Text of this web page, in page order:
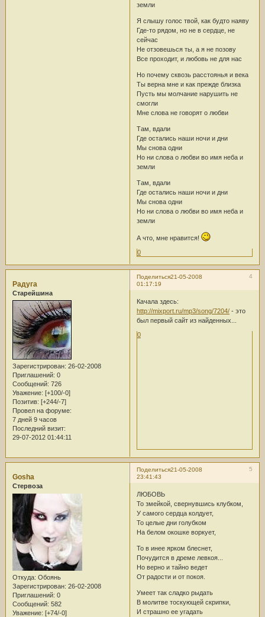
земли
Я слышу голос твой, как будто наяву
Где-то рядом, но не в сердце, не
сейчас
Не отзовешься ты, а я не позову
Все проходит, и любовь не для нас
Но почему сквозь расстоянья и века
Ты верна мне и как прежде близка
Пусть мы молчание нарушить не
смогли
Мне слова не говорят о любви
Там, вдали
Где остались наши ночи и дни
Мы снова одни
Но ни слова о любви во имя неба и
земли
Там, вдали
Где остались наши ночи и дни
Мы снова одни
Но ни слова о любви во имя неба и
земли
А что, мне нравится!
0
Поделиться 4
21-05-2008
01:17:19
Радуга
Старейшина
Зарегистрирован: 26-02-2008
Приглашений: 0
Сообщений: 726
Уважение: [+100/-0]
Позитив: [+244/-7]
Провел на форуме:
7 дней 9 часов
Последний визит:
29-07-2012 01:44:11
Качала здесь:
http://mixport.ru/mp3/song/7204/- это
был первый сайт из найденных...
0
Поделиться 5
21-05-2008
23:41:43
Gosha
Стервоза
Откуда: Обоянь
Зарегистрирован: 26-02-2008
Приглашений: 0
Сообщений: 582
Уважение: [+74/-0]
ЛЮБОВЬ
То змейкой, свернувшись клубком,
У самого сердца колдует,
То целые дни голубком
На белом окошке воркует,
То в инее ярком блеснет,
Почудится в дреме левкоя...
Но верно и тайно ведет
От радости и от покоя.
Умеет так сладко рыдать
В молитве тоскующей скрипки,
И страшно ее угадать